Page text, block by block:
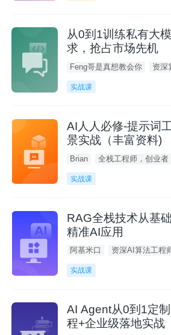
从0到1训练私有大
求，抢占市场先机
Feng哥是真想教会你 资深
实战课
AI人人必修-提示词
景实战（丰富资料)
Brian 全栈工程师，创业者
实战课
RAG全栈技术从基
精准AI应用
阿基米口 资深AI算法工程
实战课
AI Agent从0到1定
程+企业级落地实战